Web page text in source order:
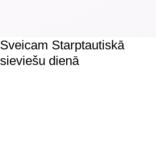
Sveicam Starptautiskā
sieviešu dienā